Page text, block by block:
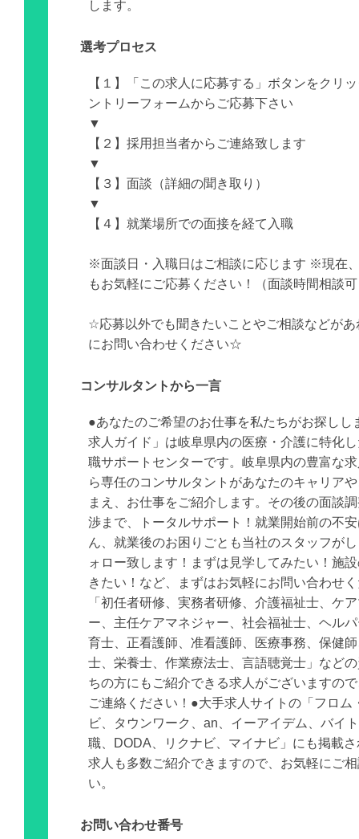
します。
選考プロセス
【１】「この求人に応募する」ボタンをクリ
ントリーフォームからご応募下さい
▼
【２】採用担当者からご連絡致します
▼
【３】面談（詳細の聞き取り）
▼
【４】就業場所での面接を経て入職
※面談日・入職日はご相談に応じます ※現在
もお気軽にご応募ください！（面談時間相談
☆応募以外でも聞きたいことやご相談などがあ
にお問い合わせください☆
コンサルタントから一言
●あなたのご希望のお仕事を私たちがお探しし
求人ガイド」は岐阜県内の医療・介護に特化
職サポートセンターです。岐阜県内の豊富な
ら専任のコンサルタントがあなたのキャリア
まえ、お仕事をご紹介します。その後の面談
渉まで、トータルサポート！就業開始前の不
ん、就業後のお困りごとも当社のスタッフが
ォロー致します！まずは見学してみたい！施
きたい！など、まずはお気軽にお問い合わせ
「初任者研修、実務者研修、介護福祉士、ケ
ー、主任ケアマネジャー、社会福祉士、ヘル
育士、正看護師、准看護師、医療事務、保健
士、栄養士、作業療法士、言語聴覚士」など
ちの方にもご紹介できる求人がございますの
ご連絡ください！●大手求人サイトの「フロム
ビ、タウンワーク、an、イーアイデム、バイ
職、DODA、リクナビ、マイナビ」にも掲載
求人も多数ご紹介できますので、お気軽にご
い。
お問い合わせ番号